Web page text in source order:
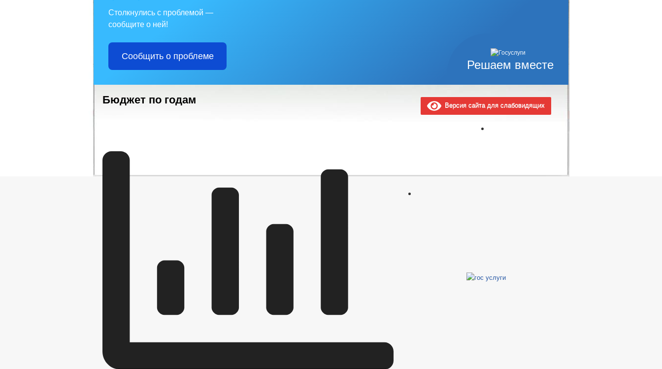
Решаем вместе
Столкнулись с проблемой —
сообщите о ней!
Сообщить о проблеме
Бюджет по годам Версия сайта для слабовидящих